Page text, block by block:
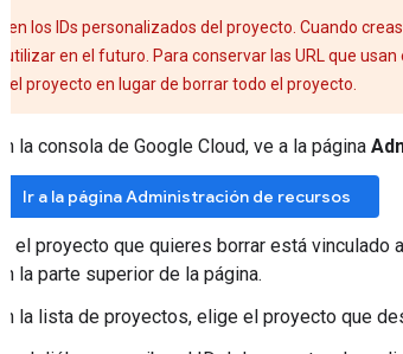
"distance" :
{
"text" : "35.9 mi",
} ,
"duration" : {
"text" : "51 mins",
},
"end_address" : "Universal
"end_location" : {
"lat" : 34.1330949 ,
"lng"
: -118.3524442
},
"start_address" : "Disneyland
los IDs personalizados del proyecto. Cuando
utilizar en el futuro. Para conservar las URL que
del proyecto en lugar de borrar todo el proyecto.
En la consola de Google Cloud, ve a la página
Ir a la página Administración de recursos
Si el proyecto que quieres borrar está
en la parte superior de la página.
En la lista de proyectos, elige el proyecto que